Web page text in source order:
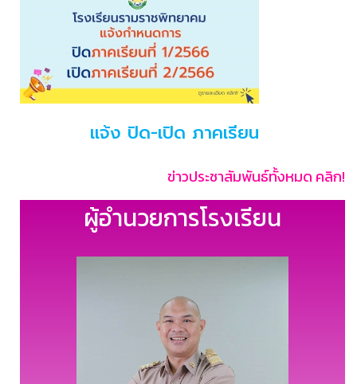
แจ้ง ปิด-เปิด ภาคเรียน
ข่าวประชาสัมพันธ์ทั้งหมด คลิก!
ผู้อำนวยการโรงเรียน